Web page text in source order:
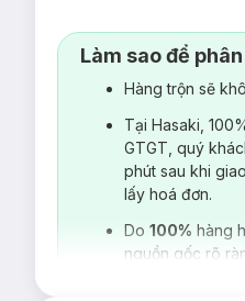
Làm sao để
Hàng trộn sẽ
Tại Hasaki,
GTGT, quý
phút sau khi
lấy hoá đơn.
Do 100% hàng
nguồn gốc rõ